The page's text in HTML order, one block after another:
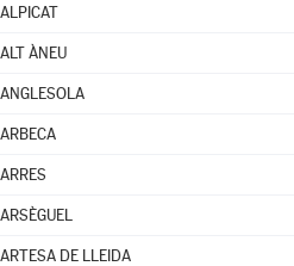
ALPICAT
ALT ÀNEU
ANGLESOLA
ARBECA
ARRES
ARSÈGUEL
ARTESA DE LLEIDA